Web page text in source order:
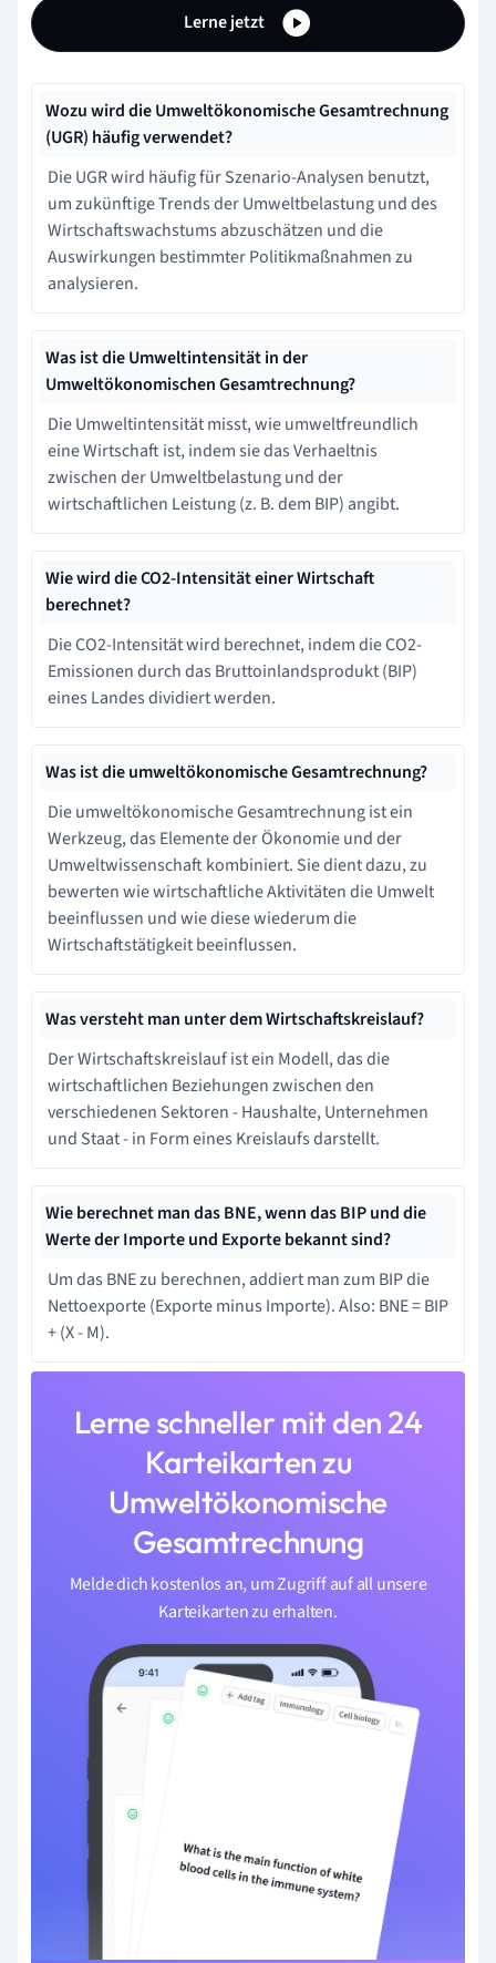
Lerne jetzt
Wozu wird die Umweltökonomische Gesamtrechnung
(UGR) häufig verwendet?
Die UGR wird häufig für Szenario-Analysen benutzt,
um zukünftige Trends der Umweltbelastung und des
Wirtschaftswachstums abzuschätzen und die
Auswirkungen bestimmter Politikmaßnahmen zu
analysieren.
Was ist die Umweltintensität in der
Umweltökonomischen Gesamtrechnung?
Die Umweltintensität misst, wie umweltfreundlich
eine Wirtschaft ist, indem sie das Verhaeltnis
zwischen der Umweltbelastung und der
wirtschaftlichen Leistung (z. B. dem BIP) angibt.
Wie wird die CO2-Intensität einer Wirtschaft
berechnet?
Die CO2-Intensität wird berechnet, indem die CO2-
Emissionen durch das Bruttoinlandsprodukt (BIP)
eines Landes dividiert werden.
Was ist die umweltökonomische Gesamtrechnung?
Die umweltökonomische Gesamtrechnung ist ein
Werkzeug, das Elemente der Ökonomie und der
Umweltwissenschaft kombiniert. Sie dient dazu, zu
bewerten wie wirtschaftliche Aktivitäten die Umwelt
beeinflussen und wie diese wiederum die
Wirtschaftstätigkeit beeinflussen.
Was versteht man unter dem Wirtschaftskreislauf?
Der Wirtschaftskreislauf ist ein Modell, das die
wirtschaftlichen Beziehungen zwischen den
verschiedenen Sektoren - Haushalte, Unternehmen
und Staat - in Form eines Kreislaufs darstellt.
Wie berechnet man das BNE, wenn das BIP und die
Werte der Importe und Exporte bekannt sind?
Um das BNE zu berechnen, addiert man zum BIP die
Nettoexporte (Exporte minus Importe). Also: BNE = BIP
+ (X - M).
Lerne schneller mit den 24
Karteikarten zu
Umweltökonomische
Gesamtrechnung
Melde dich kostenlos an, um Zugriff auf all unsere
Karteikarten zu erhalten.